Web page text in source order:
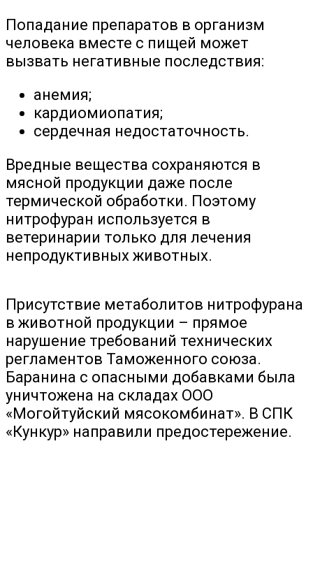
Попадание препаратов в организм
человека вместе с пищей может
вызвать негативные последствия:
анемия;
кардиомиопатия;
сердечная недостаточность.
Вредные вещества сохраняются в
мясной продукции даже после
термической обработки. Поэтому
нитрофуран используется в
ветеринарии только для лечения
непродуктивных животных.
Присутствие метаболитов нитрофурана
в животной продукции – прямое
нарушение требований технических
регламентов Таможенного союза.
Баранина с опасными добавками была
уничтожена на складах ООО
«Могойтуйский мясокомбинат». В СПК
«Кункур» направили предостережение.